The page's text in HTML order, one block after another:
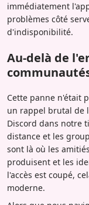
immédiatement
problèmes côté
d'indisponibilité.
Au-delà de
Cette panne n'était
un rappel brutal de
Discord dans notre
distance et les
sont là où les
produisent et les
l'accès est coupé,
moderne.